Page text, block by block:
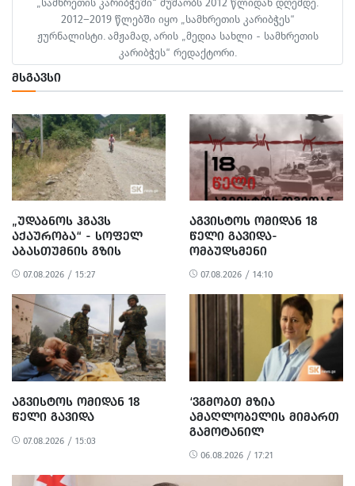
„სამხრეთის კარიბჭეში“ მუშაობს 2012 წლიდან დღემდე.
2012–2019 წლებში იყო „სამხრეთის კარიბჭეს“
ჟურნალისტი. ამჟამად, არის „მედია სახლი - სამხრეთის
კარიბჭეს“ რედაქტორი.
ᲛᲡᲒᲐᲕᲡᲘ
„ᲣᲓᲐᲑᲜᲝᲡ ᲰᲒᲐᲕᲡ
ᲐᲥᲐᲣᲠᲝᲑᲐ“ - ᲡᲝᲤᲔᲚ
ᲐᲑᲐᲡᲗᲣᲛᲜᲘᲡ ᲒᲖᲘᲡ
ᲠᲔᲐᲑᲘᲚᲘᲢᲐᲪᲘᲐ ᲓᲐ
ᲛᲝᲡᲐᲮᲚᲔᲝᲑᲘᲡ
ᲞᲠᲝᲢᲔᲡᲢᲘ
07.08.2026 / 15:27
ᲐᲒᲕᲘᲡᲢᲝᲡ ᲝᲛᲘᲓᲐᲜ 18
ᲬᲔᲚᲘ ᲒᲐᲕᲘᲓᲐ
07.08.2026 / 15:03
ᲐᲒᲕᲘᲡᲢᲝᲡ ᲝᲛᲘᲓᲐᲜ 18
ᲬᲔᲚᲘ ᲒᲐᲕᲘᲓᲐ-
ᲝᲛᲑᲣᲓᲡᲛᲔᲜᲘ
ᲒᲐᲜᲪᲮᲐᲓᲔᲑᲐᲡ
ᲐᲕᲠᲪᲔᲚᲔᲑᲡ
07.08.2026 / 14:10
‘ᲕᲒᲛᲝᲑᲗ ᲛᲖᲘᲐ
ᲐᲛᲐᲦᲚᲝᲑᲔᲚᲘᲡ ᲛᲘᲛᲐᲠᲗ
ᲒᲐᲛᲝᲢᲐᲜᲘᲚ
ᲐᲠᲐᲞᲠᲝᲞᲝᲠᲪᲘᲣᲚ ᲓᲐ
ᲞᲝᲚᲘᲢᲘᲖᲔᲑᲣᲚ
ᲒᲐᲜᲐᲩᲔᲜᲡ’ -
06.08.2026 / 17:21